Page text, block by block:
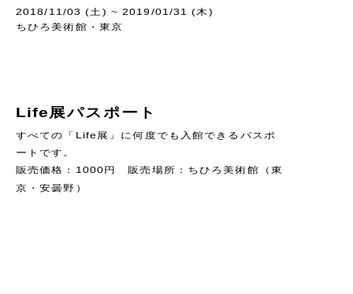
2018/11/03 (土) ~ 2019/01/31 (木)
ちひろ美術館・東京
Life展パスポート
すべての「Life展」に何度でも入館できるパスポ
ートです。
販売価格：1000円 販売場所：ちひろ美術館（東
京・安曇野）